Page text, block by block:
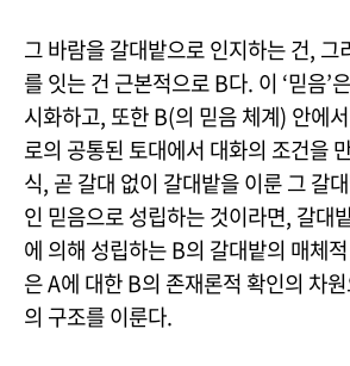
그 바람을 갈대밭으로 인지하는 건, 그
를 잇는 건 근본적으로 B다. 이 ‘믿음’
시화하고, 또한 B(의 믿음 체계) 안에
로의 공통된 토대에서 대화의 조건을
식, 곧 갈대 없이 갈대밭을 이룬 그 갈
인 믿음으로 성립하는 것이라면, 갈대
에 의해 성립하는 B의 갈대밭의 매체
은 A에 대한 B의 존재론적 확인의 차
의 구조를 이룬다.